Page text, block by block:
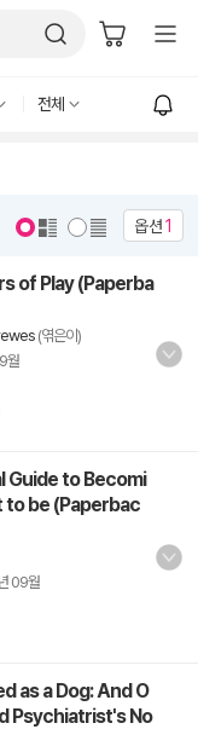
전체
옵션1
of Play (Paperba
(엮은이)
월
Guide to Becomi
to be (Paperbac
09월
as a Dog: And O
Psychiatrist's No